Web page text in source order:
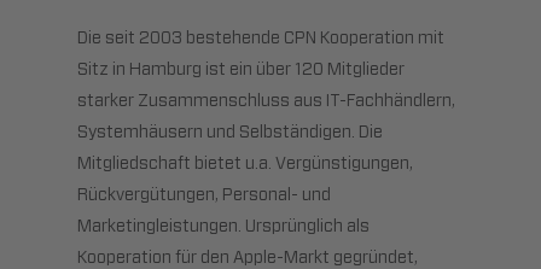
Die seit 2003 bestehende CPN Kooperation mit
Sitz in Hamburg ist ein über 120 Mitglieder
starker Zusammenschluss aus IT-Fachhändlern,
Systemhäusern und Selbständigen. Die
Mitgliedschaft bietet u.a. Vergünstigungen,
Rückvergütungen, Personal- und
Marketingleistungen. Ursprünglich als
Kooperation für den Apple-Markt gegründet,